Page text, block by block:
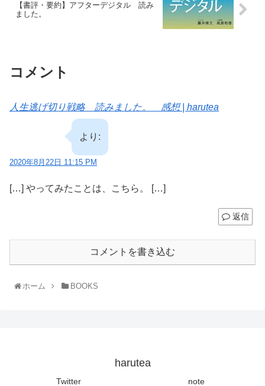
【書評・要約】アフターデジタル 読み
ました。
コメント
人生逃げ切り戦略 読みました。 感想 | harutea
より:
2020年8月22日 11:15 PM
[…] やってみたことは、こちら。 […]
返信
コメントを書き込む
ホーム BOOKS
harutea
Twitter note